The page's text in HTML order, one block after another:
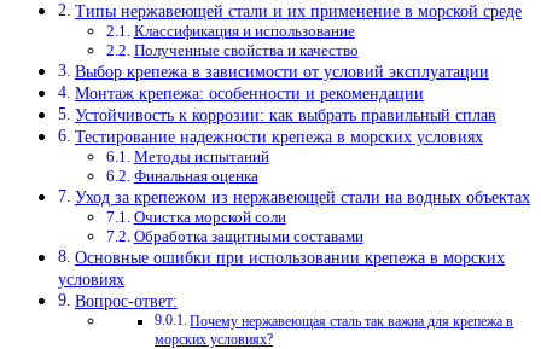
Типы нержавеющей стали и их применение в морской среде
Классификация и использование
Полученные свойства и качество
Выбор крепежа в зависимости от условий эксплуатации
Монтаж крепежа: особенности и рекомендации
Устойчивость к коррозии: как выбрать правильный сплав
Тестирование надежности крепежа в морских условиях
Методы испытаний
Финальная оценка
Уход за крепежом из нержавеющей стали на водных объектах
Очистка морской соли
Обработка защитными составами
Основные ошибки при использовании крепежа в морских
условиях
Вопрос-ответ:
Почему нержавеющая сталь так важна для крепежа в
морских условиях?